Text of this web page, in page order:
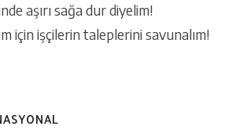
aşırı sağa dur diyelim!
için işçilerin taleplerini savunalım!